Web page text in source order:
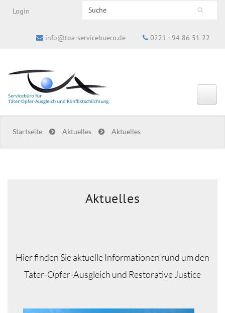
Login Suchformular
Search this site
info@toa-servicebuero.de 0221 - 94 86 51 22
Startseite Aktuelles Aktuelles
Aktuelles
Hier finden Sie aktuelle Informationen rund um den
Täter-Opfer-Ausgleich und Restorative Justice